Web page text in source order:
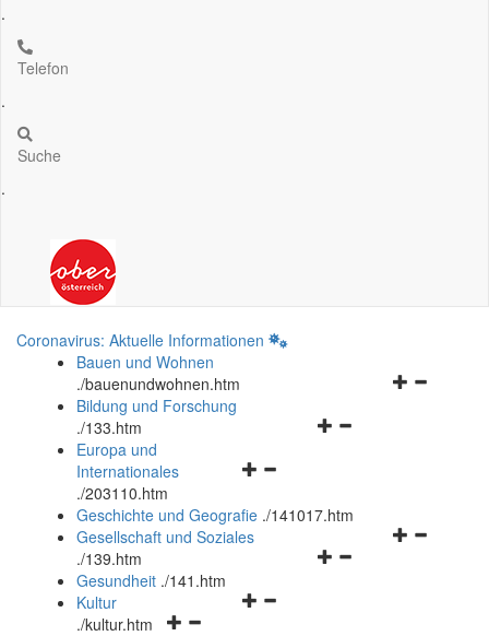
.
Telefon
.
Suche
.
Coronavirus: Aktuelle Informationen
Bauen und Wohnen
./bauenundwohnen.htm
Navigationsmenü
Bildung und Forschung
./133.htm
Navigationsmenü
und
schließen
Europa und
Internationales
./203110.htm
Geschichte und Geografie ./141017.htm
Navigationsmenü
Gesellschaft und Soziales
./139.htm
Navigationsmenü
Gesundheit ./141.htm
Navigationsmenü
Kultur
./kultur.htm